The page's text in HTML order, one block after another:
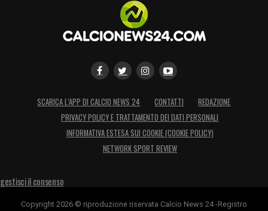
SCARICA L’APP DI CALCIO NEWS 24 CONTATTI
REDAZIONE
PRIVACY POLICY E TRATTAMENTO DEI DATI PERSONALI
INFORMATIVA ESTESA SUI COOKIE (COOKIE POLICY)
NETWORK SPORT REVIEW
gestisci il consenso
Copyright 2026 © riproduzione riservata Calcio News 24 -Registro